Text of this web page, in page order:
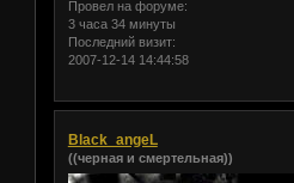
Провел на форуме:
3 часа 34 минуты
Последний визит:
2007-12-14 14:44:58
Black_angeL
((черная и смертельная))